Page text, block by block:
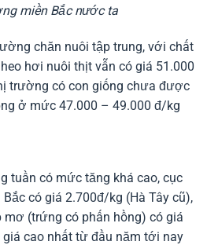
miền Bắc nước ta
chăn nuôi tập trung, với chất
hơi nuôi thịt vẫn có giá 51.000
trường có con giống chưa được
ở mức 47.000 – 49.000 đ/kg
tuần có mức tăng khá cao, cục
có giá 2.700đ/kg (Hà Tây cũ),
mơ (trứng có phấn hồng) có giá
cao nhất từ đầu năm tới nay